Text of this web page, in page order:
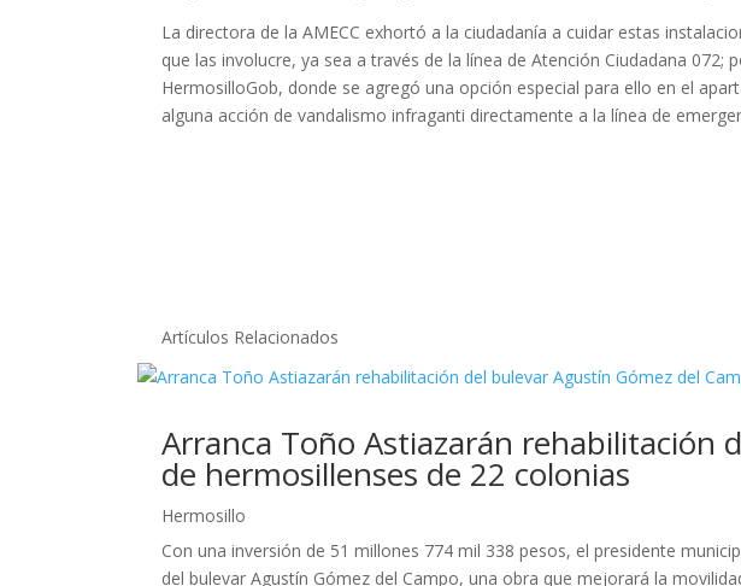
La directora de la AMECC exhortó a la ciudadanía a cuidar estas
que las involucre, ya sea a través de la línea de Atención Ciudadana 072;
HermosilloGob, donde se agregó una opción especial para ello en el
alguna acción de vandalismo infraganti directamente a la línea de
Artículos Relacionados
Arranca Toño Astiazarán rehabilitación
de hermosillenses de 22 colonias
Hermosillo
Con una inversión de 51 millones 774 mil 338 pesos, el presidente
del bulevar Agustín Gómez del Campo, una obra que mejorará la